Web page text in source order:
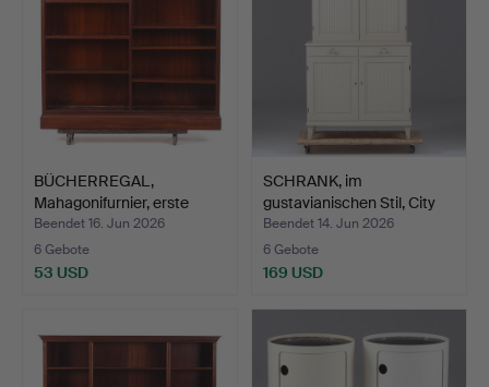
BÜCHERREGAL,
Mahagonifurnier, erste
Hälfte…
Beendet 16. Jun 2026
6 Gebote
53 USD
SCHRANK, im
gustavianischen Stil, City
Möb…
Beendet 14. Jun 2026
6 Gebote
169 USD